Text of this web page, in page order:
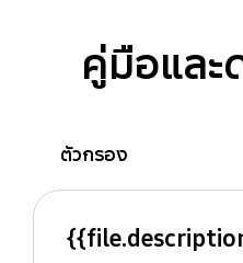
คู่มือและ
ตัวกรอง